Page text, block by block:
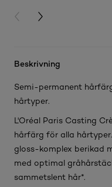
PREVIOUS CARD
NEXT CARD
Beskrivning
Semi-permanent
hårtyper.
L'Oréal Paris Casting
hårfärg för alla
gloss-komplex berikad
med optimal
sammetslent hår*.